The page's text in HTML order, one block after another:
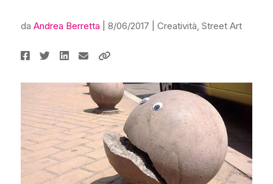
da Andrea Berretta 8/06/2017 Creatività, Street Art